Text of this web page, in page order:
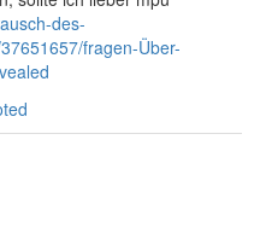
des-
fragen-Über-